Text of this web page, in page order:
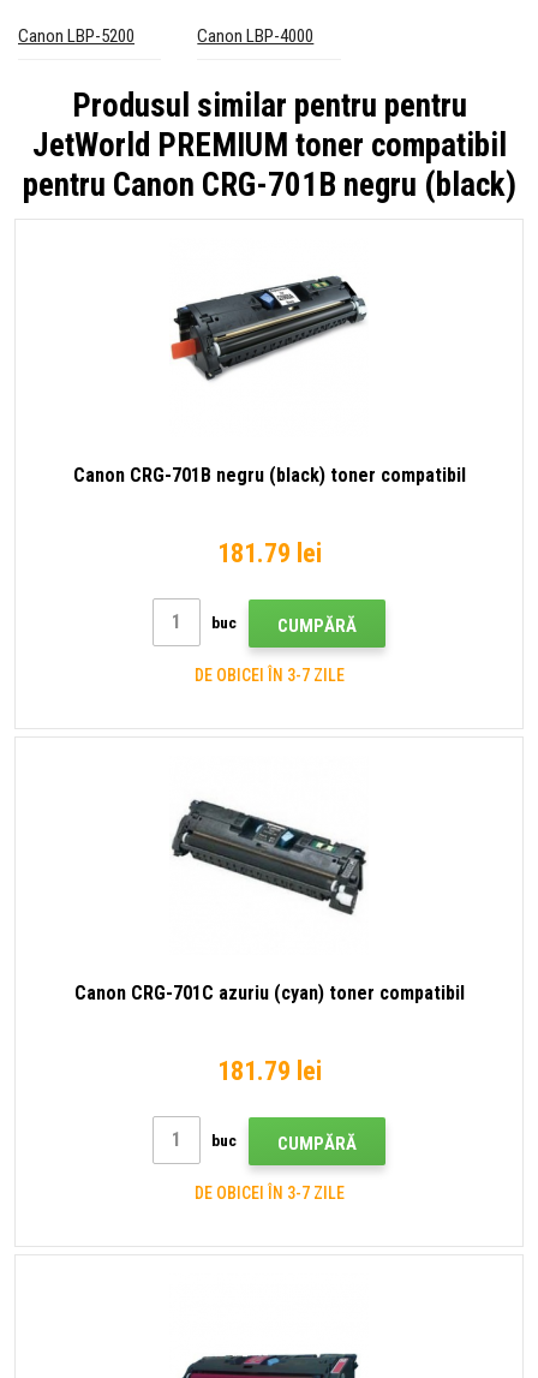
Canon LBP-5200 Canon LBP-4000
Produsul similar pentru pentru
JetWorld PREMIUM toner compatibil
pentru Canon CRG-701B negru (black)
Canon CRG-701B negru (black) toner compatibil
181.79 lei
buc CUMPĂRĂ
DE OBICEI ÎN 3-7 ZILE
Canon CRG-701C azuriu (cyan) toner compatibil
181.79 lei
buc CUMPĂRĂ
DE OBICEI ÎN 3-7 ZILE